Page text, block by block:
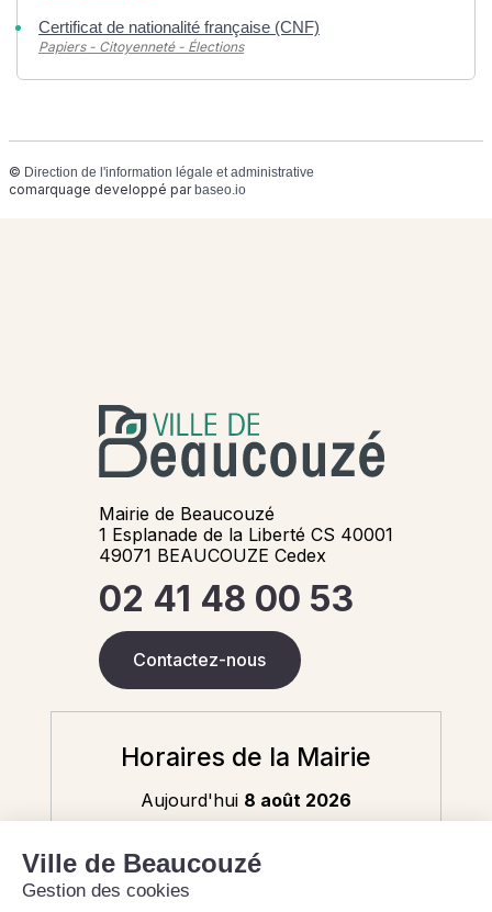
Certificat de nationalité française (CNF)
Papiers - Citoyenneté - Élections
© Direction de l'information légale et administrative
comarquage developpé par baseo.io
Mairie de Beaucouzé
1 Esplanade de la Liberté CS 40001
49071 BEAUCOUZE Cedex
02 41 48 00 53
Contactez-nous
Horaires de la Mairie
Aujourd'hui 8 août 2026